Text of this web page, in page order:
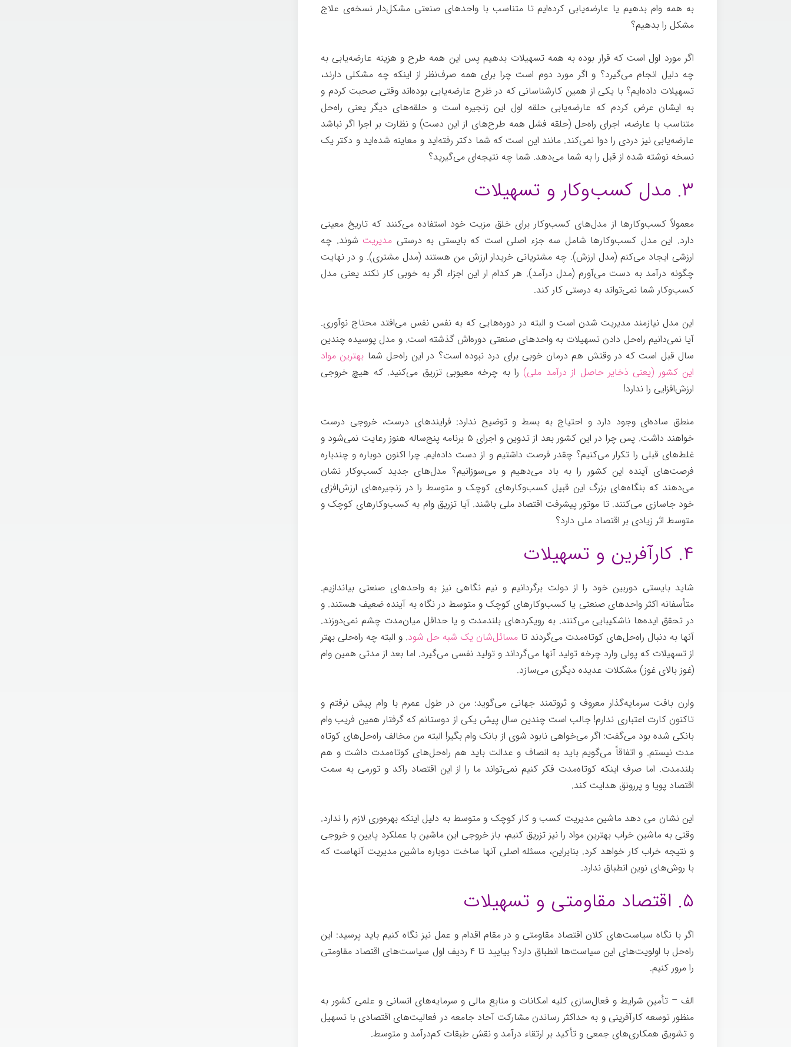
به همه وام بدهیم یا عارضه‌یابی کرده‌ایم تا متناسب با واحدهای صنعتی مشکل‌دار نسخه‌ی علاج
مشکل را بدهیم؟
اگر مورد اول است که قرار بوده به همه تسهیلات بدهیم پس این همه طرح و هزینه عارضه‌یابی به
چه دلیل انجام می‌گیرد؟ و اگر مورد دوم است چرا برای همه صرف‌نظر از اینکه چه مشکلی دارند،
تسهیلات داده‌ایم؟ با یکی از همین کارشناسانی که در ظرح عارضه‌یابی بوده‌اند وقتی صحبت کردم و
به ایشان عرض کردم که عارضه‌یابی حلقه اول این زنجیره است و حلقه‌های دیگر یعنی راه‌حل
متناسب با عارضه، اجرای راه‌حل (حلقه فشل همه طرح‌های از این دست) و نظارت بر اجرا اگر نباشد
عارضه‌یابی نیز دردی را دوا نمی‌کند. مانند این است که شما دکتر رفته‌اید و معاینه شده‌اید و دکتر یک
نسخه نوشته شده از قبل را به شما می‌دهد. شما چه نتیجه‌ای می‌گیرید؟
۳. مدل کسب‌وکار و تسهیلات
معمولاً کسب‌وکارها از مدل‌های کسب‌وکار برای خلق مزیت خود استفاده می‌کنند که تاریخ معینی
دارد. این مدل کسب‌وکارها شامل سه جزء اصلی است که بایستی به درستی مدیریت شوند. چه
ارزشی ایجاد می‌کنم (مدل ارزش). چه مشتریانی خریدار ارزش من هستند (مدل مشتری). و در نهایت
چگونه درآمد به دست می‌آورم (مدل درآمد). هر کدام ار این اجزاء اگر به خوبی کار نکند یعنی مدل
کسب‌وکار شما نمی‌تواند به درستی کار کند.
این مدل نیازمند مدیریت شدن است و البته در دوره‌هایی که به نفس نفس می‌افتد محتاج نوآوری.
آیا نمی‌دانیم راه‌حل دادن تسهیلات به واحدهای صنعتی دوره‌اش گذشته است. و مدل پوسیده چندین
سال قبل است که در وقتش هم درمان خوبی برای درد نبوده است؟ در این راه‌حل شما بهترین مواد
این کشور (یعنی ذخایر حاصل از درآمد ملی) را به چرخه معیوبی تزریق می‌کنید. که هیچ خروجی
ارزش‌افزایی را ندارد!
منطق ساده‌ای وجود دارد و احتیاج به بسط و توضیح ندارد: فرایندهای درست، خروجی درست
خواهند داشت. پس چرا در این کشور بعد از تدوین و اجرای ۵ برنامه پنج‌ساله هنوز رعایت نمی‌شود و
غلط‌های قبلی را تکرار می‌کنیم؟ چقدر فرصت داشتیم و از دست داده‌ایم. چرا اکنون دوباره و چندباره
فرصت‌های آینده این کشور را به باد می‌دهیم و می‌سوزانیم؟ مدل‌های جدید کسب‌وکار نشان
می‌دهند که بنگاه‌های بزرگ این قبیل کسب‌وکارهای کوچک و متوسط را در زنجیره‌های ارزش‌افزای
خود جاسازی می‌کنند. تا موتور پیشرفت اقتصاد ملی باشند. آیا تزریق وام به کسب‌وکارهای کوچک و
متوسط اثر زیادی بر اقتصاد ملی دارد؟
۴. کارآفرین و تسهیلات
شاید بایستی دوربین خود را از دولت برگردانیم و نیم نگاهی نیز به واحدهای صنعتی بیاندازیم.
متأسفانه اکثر واحدهای صنعتی یا کسب‌وکارهای کوچک و متوسط در نگاه به آینده ضعیف هستند. و
در تحقق ایده‌ها ناشکیبایی می‌کنند. به رویکردهای بلندمدت و یا حداقل میان‌مدت چشم نمی‌دوزند.
آنها به دنبال راه‌حل‌های کوتاه‌مدت می‌گردند تا مسائل‌شان یک شبه حل شود. و البته چه راه‌حلی بهتر
از تسهیلات که پولی وارد چرخه تولید آنها می‌گرداند و تولید نفسی می‌گیرد. اما بعد از مدتی همین وام
(غوز بالای غوز) مشکلات عدیده‌ دیگری می‌سازد.
وارن بافت سرمایه‌گذار معروف و ثروتمند جهانی می‌گوید: من در طول عمرم با وام پیش نرفتم و
تاکنون کارت اعتباری ندارم! جالب است چندین سال پیش یکی از دوستانم که گرفتار همین فریب وام
بانکی شده بود می‌گفت: اگر می‌خواهی نابود شوی از بانک وام بگیر! البته من مخالف راه‌حل‌های کوتاه
مدت نیستم. و اتفاقاً می‌گویم باید به انصاف و عدالت باید هم راه‌حل‌های کوتاه‌مدت داشت و هم
بلندمدت. اما صرف اینکه کوتاه‌مدت فکر کنیم نمی‌تواند ما را از این اقتصاد راکد و تورمی به سمت
اقتصاد پویا و پررونق هدایت کند.
این نشان می دهد ماشین مدیریت کسب و کار کوچک و متوسط به دلیل اینکه بهره‌وری لازم را ندارد.
وقتی به ماشین خراب بهترین مواد را نیز تزریق کنیم، باز خروجی این ماشین با عملکرد پایین و خروجی
و نتیجه خراب کار خواهد کرد. بنابراین، مسئله اصلی آنها ساخت دوباره ماشین مدیریت آنهاست که
با روش‌های نوین انطباق ندارد.
۵. اقتصاد مقاومتی و تسهیلات
اگر با نگاه سیاست‌های کلان اقتصاد مقاومتی و در مقام اقدام و عمل نیز نگاه کنیم باید پرسید: این
راه‌حل با اولویت‌های این سیاست‌ها انطباق دارد؟ بیایید تا ۴ ردیف اول سیاست‌های اقتصاد مقاومتی
را مرور کنیم.
الف – تأمین شرایط و فعال‌سازی کلیه امکانات و منابع مالی و سرمایه‌های انسانی و علمی کشور به
منظور توسعه کارآفرینی و به حداکثر رساندن مشارکت آحاد جامعه در فعالیت‌های اقتصادی با تسهیل
و تشویق همکاری‌های جمعی و تأکید بر ارتقاء درآمد و نقش طبقات کم‌درآمد و متوسط.